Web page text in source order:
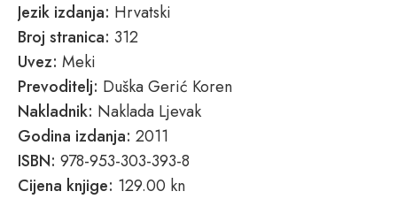
Jezik izdanja: Hrvatski
Broj stranica: 312
Uvez: Meki
Prevoditelj: Duška Gerić Koren
Nakladnik: Naklada Ljevak
Godina izdanja: 2011
ISBN: 978-953-303-393-8
Cijena knjige: 129.00 kn